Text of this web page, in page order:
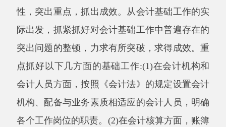
管理行为，也是一项政府管理行为，各级财政和
业务主管部门应当切实履行管理和指导的职责，
指导和督促各基层单位加强会计基础工作，引导
(四)依法建立监督检查制度
纪检和审计部门要严格按照国家有关规章制
度规定，大力加强检查、监督和审计工作，将定